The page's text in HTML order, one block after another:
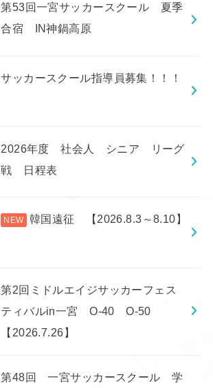
第53回一宮サッカースクール 夏季
合宿 IN神鍋高原
サッカースクール指導員募集！！！
2026年度 社会人 シニア リーグ
戦 日程表
韓国遠征 【2026.8.3～8.10】
第2回ミドルエイジサッカーフェス
ティバルin一宮 O-40 O-50
【2026.7.26】
第48回 一宮サッカースクール 学